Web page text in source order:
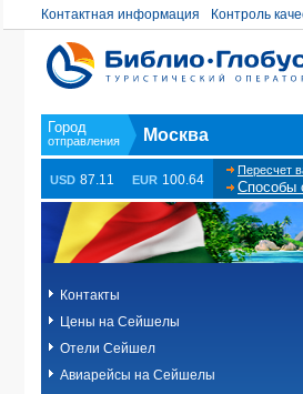
Контактная информация Контроль
Москва
USD 87.11 EUR 100.64
Пересчет
Способы
Контакты
Цены на Сейшелы
Отели Сейшел
Авиарейсы на Сейшелы